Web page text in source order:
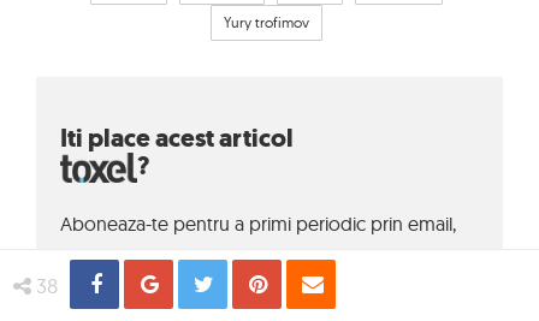
38 Share Distribuie
Tweet Pin
Yury trofimov
Iti place acest articol
?
Aboneaza-te pentru a primi periodic prin email,
astfel de articole.